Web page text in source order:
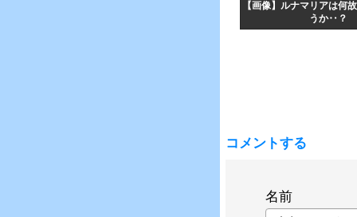
【画像】ルナマリアは何
うか‥？
コメントする
名前